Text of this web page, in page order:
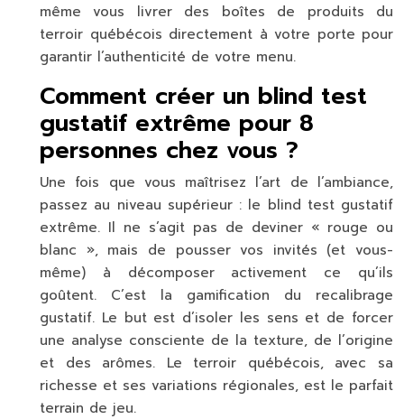
même vous livrer des boîtes de produits du
terroir québécois directement à votre porte pour
garantir l’authenticité de votre menu.
Comment créer un blind test
gustatif extrême pour 8
personnes chez vous ?
Une fois que vous maîtrisez l’art de l’ambiance,
passez au niveau supérieur : le blind test gustatif
extrême. Il ne s’agit pas de deviner « rouge ou
blanc », mais de pousser vos invités (et vous-
même) à décomposer activement ce qu’ils
goûtent. C’est la gamification du recalibrage
gustatif. Le but est d’isoler les sens et de forcer
une analyse consciente de la texture, de l’origine
et des arômes. Le terroir québécois, avec sa
richesse et ses variations régionales, est le parfait
terrain de jeu.